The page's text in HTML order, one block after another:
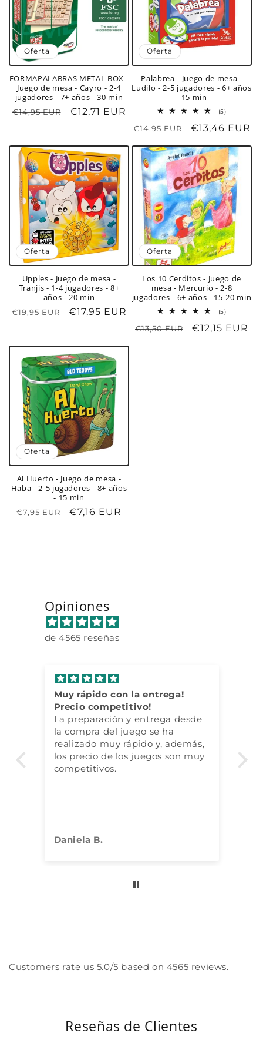
Oferta
FORMAPALABRAS METAL BOX -
Juego de mesa - Cayro - 2-4
jugadores - 7+ años - 30 min
Precio
€14,95 EUR
Precio
€12,71 EUR
Oferta
Palabrea - Juego de mesa -
Ludilo - 2-5 jugadores - 6+ años
- 15 min
(5)5
totales
Precio
€14,95 EUR
Precio
oferta
€13,46 EUR
Oferta
Upples - Juego de mesa -
Tranjis - 1-4 jugadores - 8+
años - 20 min
Precio
€19,95 EUR
Precio
€17,95 EUR
Oferta
Los 10 Cerditos - Juego de
mesa - Mercurio - 2-8
jugadores - 6+ años - 15-20 min
(5)5
totales
Precio
€13,50 EUR
Precio
€12,15 EUR
Oferta
Al Huerto - Juego de mesa -
Haba - 2-5 jugadores - 8+ años
- 15 min
Precio
€7,95 EUR
Precio
€7,16 EUR
Opiniones
de 4565 reseñas
Muy rápido con la entrega!
Precio competitivo!
La preparación y entrega desde
la compra del juego se ha
realizado muy rápido y, además,
los precio de los juegos son muy
competitivos.
Daniela B.
Customers rate us 5.0/5 based on 4565 reviews.
Reseñas de Clientes